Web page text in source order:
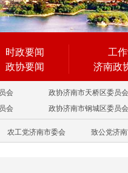
时政要闻
政协要闻
工
济南政
会 政协济南市天桥区委员会
会 政协济南市钢城区委员会
农工党济南市委会 致公党济